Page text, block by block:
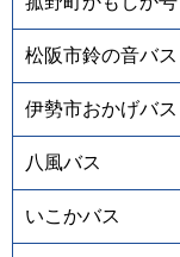
松阪市鈴の音バス
伊勢市おかげバス
八風バス
いこかバス